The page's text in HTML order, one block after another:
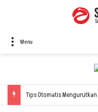
Menu
Tips Otomatis Mengurutkan